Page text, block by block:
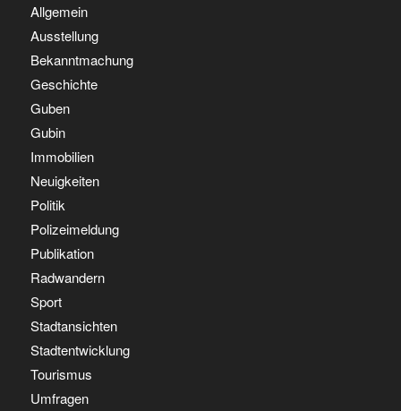
Allgemein
Ausstellung
Bekanntmachung
Geschichte
Guben
Gubin
Immobilien
Neuigkeiten
Politik
Polizeimeldung
Publikation
Radwandern
Sport
Stadtansichten
Stadtentwicklung
Tourismus
Umfragen